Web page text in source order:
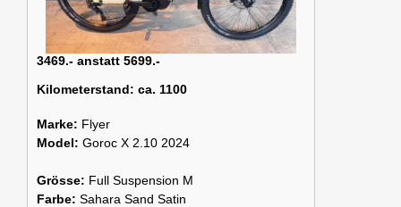
3469.- anstatt 5699.-
Kilometerstand: ca. 1100
Marke: Flyer
Model: Goroc X 2.10 2024
Grösse: Full Suspension M
Farbe: Sahara Sand Satin